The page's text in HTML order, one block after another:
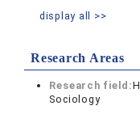
display all >>
Research Areas
Research field:
Sociology